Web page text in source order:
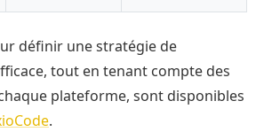
définir une stratégie de
tout en tenant compte des
plateforme, sont disponibles
.